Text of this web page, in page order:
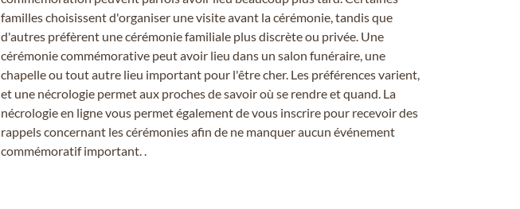
familles choisissent d'organiser une visite avant la cérémonie, tandis que
d'autres préfèrent une cérémonie familiale plus discrète ou privée. Une
cérémonie commémorative peut avoir lieu dans un salon funéraire, une
chapelle ou tout autre lieu important pour l'être cher. Les préférences varient,
et une nécrologie permet aux proches de savoir où se rendre et quand. La
nécrologie en ligne vous permet également de vous inscrire pour recevoir des
rappels concernant les cérémonies afin de ne manquer aucun événement
commémoratif important. .